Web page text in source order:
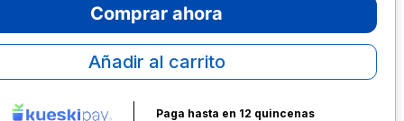
Comprar ahora
Añadir al carrito
Paga hasta en 12 quincenas